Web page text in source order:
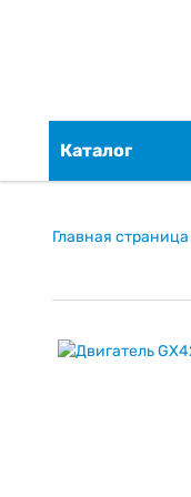
Каталог
Главная страница